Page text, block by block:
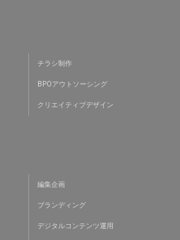
チラシ制作
BPOアウトソーシング
クリエイティブデザイン
編集企画
ブランディング
デジタルコンテンツ運用